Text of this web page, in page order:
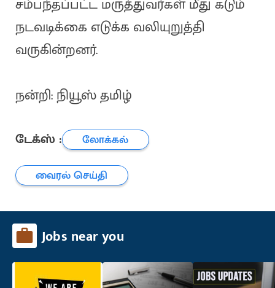
சம்பந்தப்பட்ட மருத்துவர்கள் மீது கடும்
நடவடிக்கை எடுக்க வலியுறுத்தி
வருகின்றனர்.
நன்றி: நியூஸ் தமிழ்
டேக்ஸ் :
லோக்கல்
வைரல் செய்தி
Jobs near you